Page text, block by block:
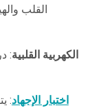
القلب
الكهربية القلبية:
اختبار الإجهاد: